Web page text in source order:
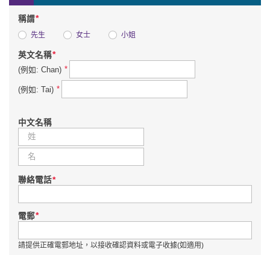
稱謂*
先生 女士 小姐
英文名稱*
(例如: Chan) *
(例如: Tai) *
中文名稱
聯絡電話*
電郵*
請提供正確電郵地址，以接收確認資料或電子收據(如適用)